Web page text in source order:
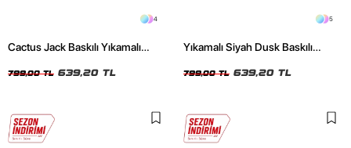
4
Cactus Jack Baskılı Yıkamalı
799,00 TL 639,20 TL
5
Yıkamalı Siyah Dusk Baskılı
799,00 TL 639,20 TL